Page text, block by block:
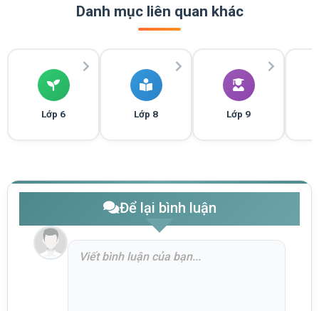
Danh mục liên quan khác
Lớp 6 Lớp 8 Lớp 9
Để lại bình luận